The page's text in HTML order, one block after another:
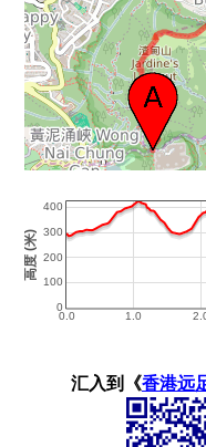
汇入到《香港远